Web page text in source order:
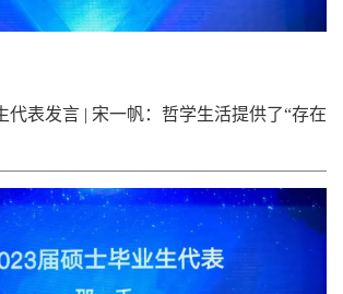
代表发言 | 宋一帆：哲学生活提供了“存在